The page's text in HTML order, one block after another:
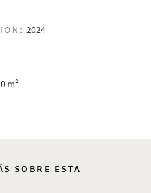
2024
m²
SOBRE ESTA